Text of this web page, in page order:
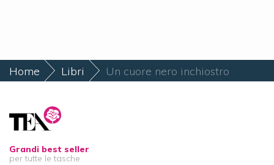
Home Libri Un cuore nero inchiostro
Grandi best seller
per tutte le tasche